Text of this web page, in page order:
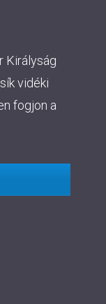
Királyság
vidéki
fogjon a